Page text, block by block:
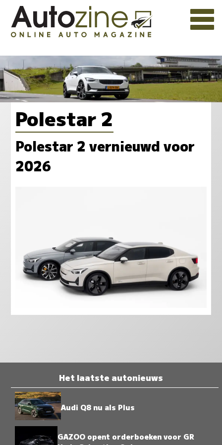
Polestar 2
Polestar 2 vernieuwd voor
2026
Het laatste autonieuws
Audi Q8 nu als Plus
GAZOO opent orderboeken voor GR